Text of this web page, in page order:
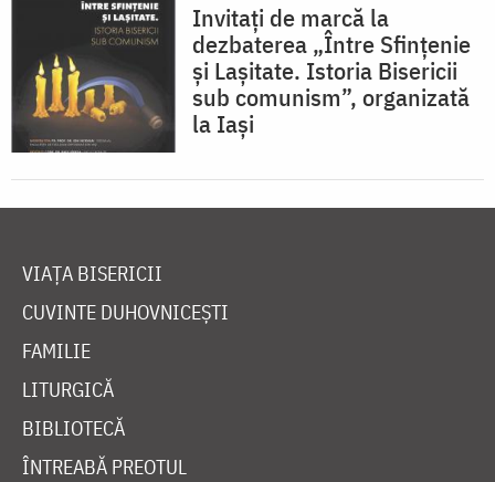
Invitați de marcă la
dezbaterea „Între Sfințenie
și Lașitate. Istoria Bisericii
sub comunism”, organizată
la Iași
VIAȚA BISERICII
CUVINTE DUHOVNICEȘTI
FAMILIE
LITURGICĂ
BIBLIOTECĂ
ÎNTREABĂ PREOTUL